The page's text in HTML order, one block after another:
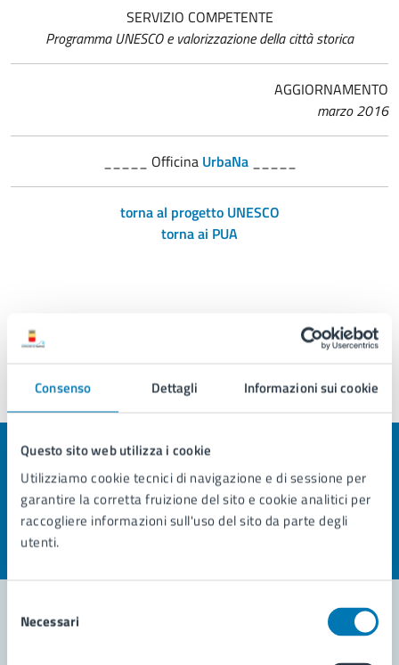
Consenso Dettagli Informazioni sui cookie
Questo sito web utilizza i cookie
Utilizziamo cookie tecnici di navigazione e di sessione per
garantire la corretta fruizione del sito e cookie analitici per
raccogliere informazioni sull'uso del sito da parte degli
utenti.
delNecessari
SERVIZIO COMPETENTE
Programma UNESCO e valorizzazione della città storica
AGGIORNAMENTO
marzo 2016
_____ Officina UrbaNa_____
torna al progetto UNESCO
torna ai PUA
Quanto sono chiare le informazioni su questa
pagina?
Valuta la chiarezza delle informazioni (da 1 a 5 stelle)
Seleziona il numero di stelle per valutare la chiarezza delle
Valuta 2 stelle su 5
Valuta 1 stelle su 5